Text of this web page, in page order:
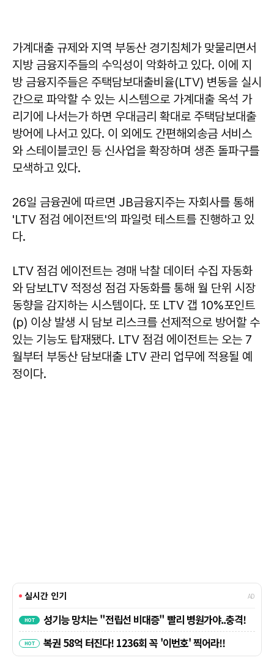
가계대출 규제와 지역 부동산 경기침체가 맞물리면서
지방 금융지주들의 수익성이 악화하고 있다. 이에 지
방 금융지주들은 주택담보대출비율(LTV) 변동을 실시
간으로 파악할 수 있는 시스템으로 가계대출 옥석 가
리기에 나서는가 하면 우대금리 확대로 주택담보대출
방어에 나서고 있다. 이 외에도 간편해외송금 서비스
와 스테이블코인 등 신사업을 확장하며 생존 돌파구를
모색하고 있다.
26일 금융권에 따르면 JB금융지주는 자회사를 통해
'LTV 점검 에이전트'의 파일럿 테스트를 진행하고 있
다.
LTV 점검 에이전트는 경매 낙찰 데이터 수집 자동화
와 담보LTV 적정성 점검 자동화를 통해 월 단위 시장
동향을 감지하는 시스템이다. 또 LTV 갭 10%포인트
(p) 이상 발생 시 담보 리스크를 선제적으로 방어할 수
있는 기능도 탑재됐다. LTV 점검 에이전트는 오는 7
월부터 부동산 담보대출 LTV 관리 업무에 적용될 예
정이다.